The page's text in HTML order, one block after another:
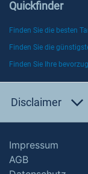
Quickfinder
Finden Sie die besten
Finden Sie die
Finden Sie Ihre
Disclaimer
Impressum
AGB